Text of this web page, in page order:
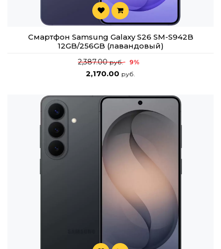
Смартфон Samsung Galaxy S26 SM-S942B
12GB/256GB (лавандовый)
2,387.00руб. 9%
2,170.00 руб.